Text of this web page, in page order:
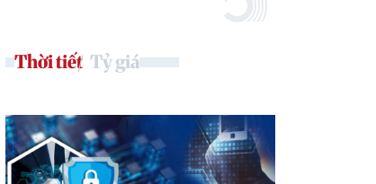
Thời tiết Tỷ giá